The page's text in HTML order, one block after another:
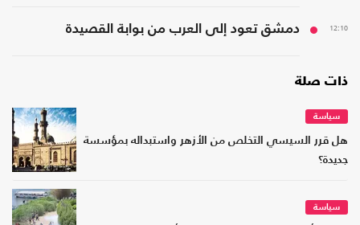
12:10 دمشق تعود إلى العرب من بوابة القصيدة
ذات صلة
سياسة
هل قرر السيسي التخلص من الأزهر واستبداله بمؤسسة
جديدة؟
سياسة